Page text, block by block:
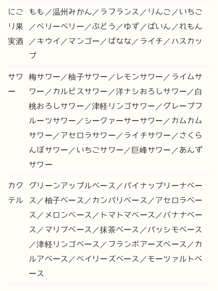
にご
り果
実酒
もも／温州みかん／ラフランス／りんご／いちご
／ベリーベリー／ぶどう／ゆず／ぱいん／れもん
／キウイ／マンゴー／ばなな／ライチ／ハスカッ
プ
サワ
ー
梅サワー／柚子サワー／レモンサワー／ライムサ
ワー／カルピスサワー／洋ナシおろしサワー／白
桃おろしサワー／津軽リンゴサワー／グレープフ
ルーツサワー／シークァーサーサワー／カムカム
サワー／アセロラサワー／ライチサワー／さくら
んぼサワー／いちごサワー／巨峰サワー／あんず
サワー
カク
テル
グリーンアップルベース／パイナップリーナベー
ス／柚子ベース／カンパリベース／アセロラベー
ス／メロンベース／トマトマベース／バナナベー
ス／マリブベース／抹茶ベース／パッシモベース
／津軽リンゴベース／フランボアーズベース／カ
ルアベース／ベイリーズベース／モーツァルトベ
ース